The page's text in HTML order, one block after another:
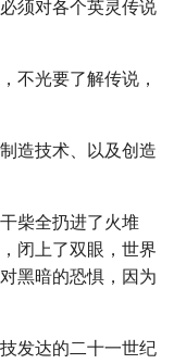
须对各个英灵传说
不光要了解传说，
造技术、以及创造
柴全扔进了火堆
闭上了双眼，世界
黑暗的恐惧，因为
发达的二十一世纪